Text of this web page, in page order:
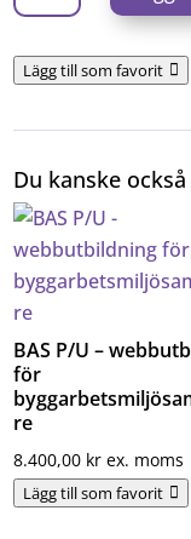
1.3
- Lägg till som favorit
Du kanske
BAS P/U –
för
re
8.400,00 kr ex. moms
Lägg till som favorit